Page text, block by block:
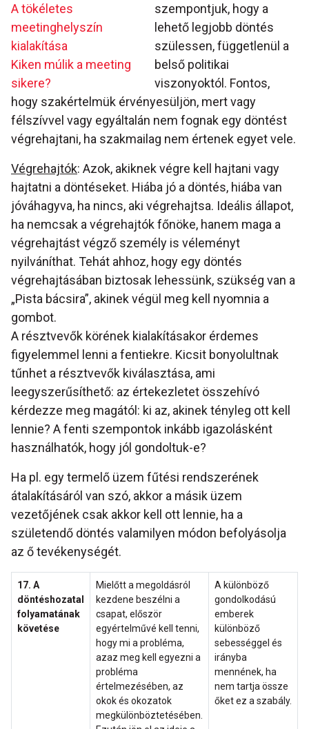
A tökéletes
meetinghelyszín
kialakítása
Kiken múlik a meeting
sikere?
szempontjuk, hogy a
lehető legjobb döntés
szülessen, függetlenül a
belső politikai
viszonyoktól. Fontos,
hogy szakértelmük érvényesüljön, mert vagy
félszívvel vagy egyáltalán nem fognak egy döntést
végrehajtani, ha szakmailag nem értenek egyet vele.
Végrehajtók: Azok, akiknek végre kell hajtani vagy
hajtatni a döntéseket. Hiába jó a döntés, hiába van
jóváhagyva, ha nincs, aki végrehajtsa. Ideális állapot,
ha nemcsak a végrehajtók főnöke, hanem maga a
végrehajtást végző személy is véleményt
nyilváníthat. Tehát ahhoz, hogy egy döntés
végrehajtásában biztosak lehessünk, szükség van a
„Pista bácsira”, akinek végül meg kell nyomnia a
gombot.
A résztvevők körének kialakításakor érdemes
figyelemmel lenni a fentiekre. Kicsit bonyolultnak
tűnhet a résztvevők kiválasztása, ami
leegyszerűsíthető: az értekezletet összehívó
kérdezze meg magától: ki az, akinek tényleg ott kell
lennie? A fenti szempontok inkább igazolásként
használhatók, hogy jól gondoltuk-e?
Ha pl. egy termelő üzem fűtési rendszerének
átalakításáról van szó, akkor a másik üzem
vezetőjének csak akkor kell ott lennie, ha a
születendő döntés valamilyen módon befolyásolja
az ő tevékenységét.
17. A
döntéshozatal
folyamatának
követése
Mielőtt a megoldásról
kezdene beszélni a
csapat, először
egyértelművé kell tenni,
hogy mi a probléma,
azaz meg kell egyezni a
probléma
értelmezésében, az
okok és okozatok
megkülönböztetésében.
A különböző
gondolkodású
emberek
különböző
sebességgel és
irányba
mennének, ha
nem tartja össze
őket ez a szabály.